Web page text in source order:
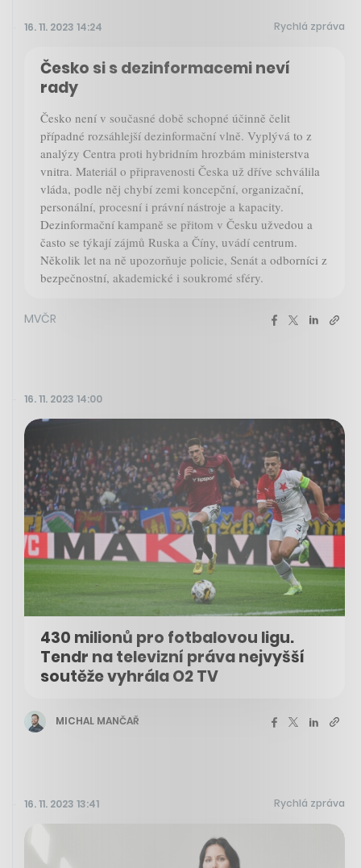
16. 11. 2023 14:24 Rychlá zpráva
Česko si s dezinformacemi neví
rady
Česko není v současné době schopné účinně čelit
případné rozsáhlejší dezinformační vlně. Vyplývá to z
analýzy Centra proti hybridním hrozbám ministerstva
vnitra. Materiál o připravenosti Česka už dříve schválila
vláda, podle něj chybí zemi koncepční, organizační,
personální, procesní i právní nástroje a kapacity.
Dezinformační kampaně se přitom v Česku užvedou a
často se týkají zájmů Ruska a Číny, uvádí centrum.
Několik let na ně upozorňuje policie, Senát a odborníci z
bezpečnostní, akademické i soukromé sféry.
MVČR
16. 11. 2023 14:00
430 milionů pro fotbalovou ligu.
Tendr na televizní práva nejvyšší
soutěže vyhrála O2 TV
MICHAL MANČAŘ
16. 11. 2023 13:41 Rychlá zpráva